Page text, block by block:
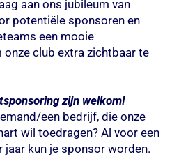
aan ons jubileum van
potentiële sponsoren en
een mooie
onze club extra zichtbaar te
zijn welkom!
een bedrijf, die onze
wil toedragen? Al voor een
jaar kun je sponsor worden.